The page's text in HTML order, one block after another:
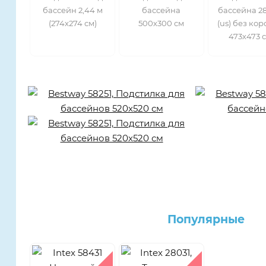
бассейн 2,44 м
(274х274 см)
бассейна
500х300 см
бассейна
(us) без
473х473
Популярные